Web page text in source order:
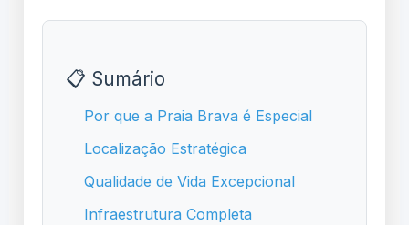
📋 Sumário
Por que a Praia Brava é Especial
Localização Estratégica
Qualidade de Vida Excepcional
Infraestrutura Completa